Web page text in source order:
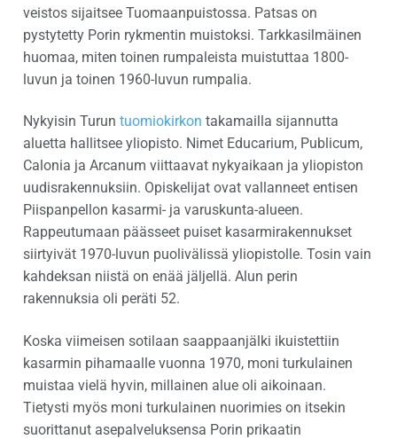
veistos sijaitsee Tuomaanpuistossa. Patsas on
pystytetty Porin rykmentin muistoksi. Tarkkasilmäinen
huomaa, miten toinen rumpaleista muistuttaa 1800-
luvun ja toinen 1960-luvun rumpalia.
Nykyisin Turun tuomiokirkon takamailla sijannutta
aluetta hallitsee yliopisto. Nimet Educarium, Publicum,
Calonia ja Arcanum viittaavat nykyaikaan ja yliopiston
uudisrakennuksiin. Opiskelijat ovat vallanneet entisen
Piispanpellon kasarmi- ja varuskunta-alueen.
Rappeutumaan päässeet puiset kasarmirakennukset
siirtyivät 1970-luvun puolivälissä yliopistolle. Tosin vain
kahdeksan niistä on enää jäljellä. Alun perin
rakennuksia oli peräti 52.
Koska viimeisen sotilaan saappaanjälki ikuistettiin
kasarmin pihamaalle vuonna 1970, moni turkulainen
muistaa vielä hyvin, millainen alue oli aikoinaan.
Tietysti myös moni turkulainen nuorimies on itsekin
suorittanut asepalveluksensa Porin prikaatin